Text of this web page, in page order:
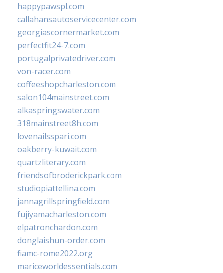
happypawspl.com
callahansautoservicecenter.com
georgiascornermarket.com
perfectfit24-7.com
portugalprivatedriver.com
von-racer.com
coffeeshopcharleston.com
salon104mainstreet.com
alkaspringswater.com
318mainstreet8h.com
lovenailsspari.com
oakberry-kuwait.com
quartzliterary.com
friendsofbroderickpark.com
studiopiattellina.com
jannagrillspringfield.com
fujiyamacharleston.com
elpatronchardon.com
donglaishun-order.com
fiamc-rome2022.org
mariceworldessentials.com